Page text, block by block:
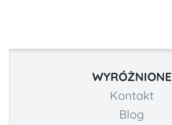
WYRÓŻNIONE
Kontakt
Blog